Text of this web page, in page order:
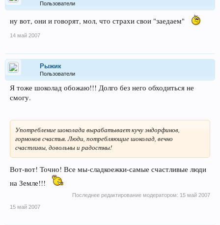
Пользователи
ну вот, они и говорят, мол, что страхи свои "заедаем"
14 май 2007
Рыжик
Пользователи
Я тоже шоколад обожаю!!! Долго без него обходиться не
смогу.
Употребление шоколада вырабатывает кучу эндорфинов,
гормонов счастья. Люди, потребляющие шоколад, вечно
счастливы, довольны и радостны!
Вот-вот! Точно! Все мы-сладкоежки-самые счастливые люди
на Земле!!!
Последнее редактирование модератором: 15 май 2007
15 май 2007